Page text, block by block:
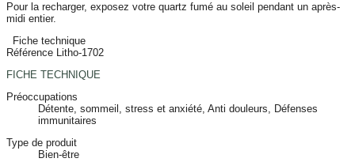
Pour la recharger, exposez votre quartz fumé au soleil pendant un après-
midi entier.
Fiche technique
Référence Litho-1702
FICHE TECHNIQUE
Préoccupations
Détente, sommeil, stress et anxiété, Anti douleurs, Défenses
immunitaires
Type de produit
Bien-être